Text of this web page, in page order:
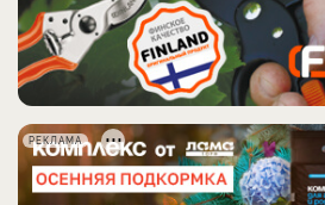
РЕКЛАМА